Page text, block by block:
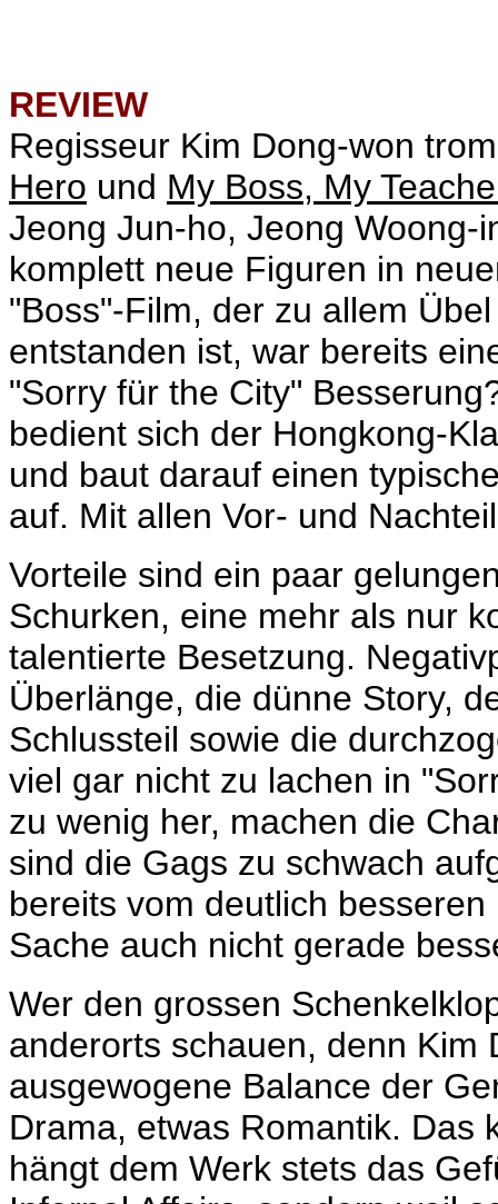
REVIEW
Regisseur Kim Dong-won
Hero und My Boss, My
Jeong Jun-ho, Jeong Woong-
komplett neue Figuren in
"Boss"-Film, der zu allem
entstanden ist, war bereits
"Sorry für the City"
bedient sich der Hongkong-
und baut darauf einen
auf. Mit allen Vor- und
Vorteile sind ein paar
Schurken, eine mehr als nur
talentierte Besetzung.
Überlänge, die dünne Story,
Schlussteil sowie die
viel gar nicht zu lachen in
zu wenig her, machen die
sind die Gags zu schwach
bereits vom deutlich
Sache auch nicht gerade
Wer den grossen
anderorts schauen, denn Kim
ausgewogene Balance der
Drama, etwas Romantik. Das
hängt dem Werk stets das